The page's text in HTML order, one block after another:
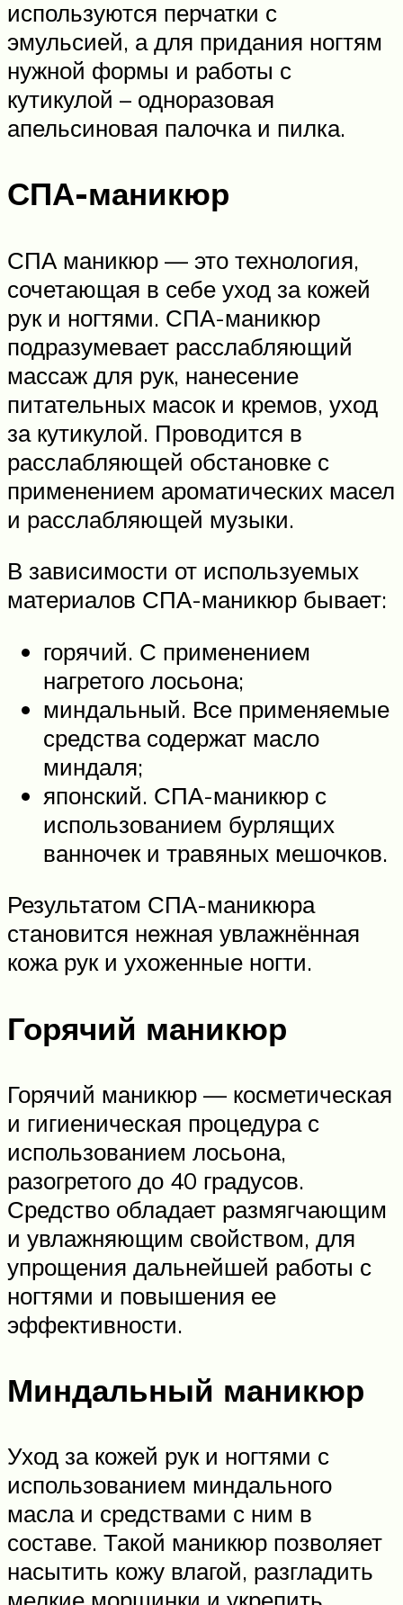
используются перчатки с
эмульсией, а для придания ногтям
нужной формы и работы с
кутикулой – одноразовая
апельсиновая палочка и пилка.
СПА-маникюр
СПА маникюр — это технология,
сочетающая в себе уход за кожей
рук и ногтями. СПА-маникюр
подразумевает расслабляющий
массаж для рук, нанесение
питательных масок и кремов, уход
за кутикулой. Проводится в
расслабляющей обстановке с
применением ароматических масел
и расслабляющей музыки.
В зависимости от используемых
материалов СПА-маникюр бывает:
горячий. С применением
нагретого лосьона;
миндальный. Все применяемые
средства содержат масло
миндаля;
японский. СПА-маникюр с
использованием бурлящих
ванночек и травяных мешочков.
Результатом СПА-маникюра
становится нежная увлажнённая
кожа рук и ухоженные ногти.
Горячий маникюр
Горячий маникюр — косметическая
и гигиеническая процедура с
использованием лосьона,
разогретого до 40 градусов.
Средство обладает размягчающим
и увлажняющим свойством, для
упрощения дальнейшей работы с
ногтями и повышения ее
эффективности.
Миндальный маникюр
Уход за кожей рук и ногтями с
использованием миндального
масла и средствами с ним в
составе. Такой маникюр позволяет
насытить кожу влагой, разгладить